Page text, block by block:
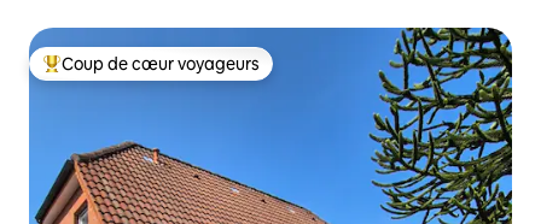
Coups de cœur voyageurs les plus appréciés
Coup de cœur voyageurs